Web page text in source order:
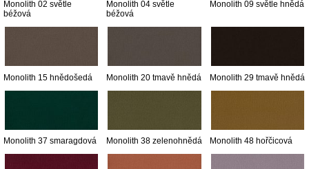
Monolith 02 světle
béžová
Monolith 04 světle
béžová
Monolith 09 světle hnědá
Monolith 15 hnědošedá Monolith 20 tmavě hnědá Monolith 29 tmavě hnědá
Monolith 37 smaragdová Monolith 38 zelenohnědá Monolith 48 hořčicová